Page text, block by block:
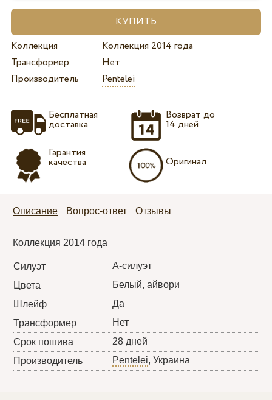
Коллекция
Коллекция 2014 года
Трансформер
Нет
Производитель
Pentelei
Бесплатная
доставка
Гарантия
качества
Возврат до
14 дней
Оригинал
Описание Вопрос-ответ Отзывы
Коллекция 2014 года
Силуэт
А-силуэт
Цвета
Белый, айвори
Шлейф
Да
Трансформер
Нет
Срок пошива
28 дней
Производитель
Pentelei, Украина